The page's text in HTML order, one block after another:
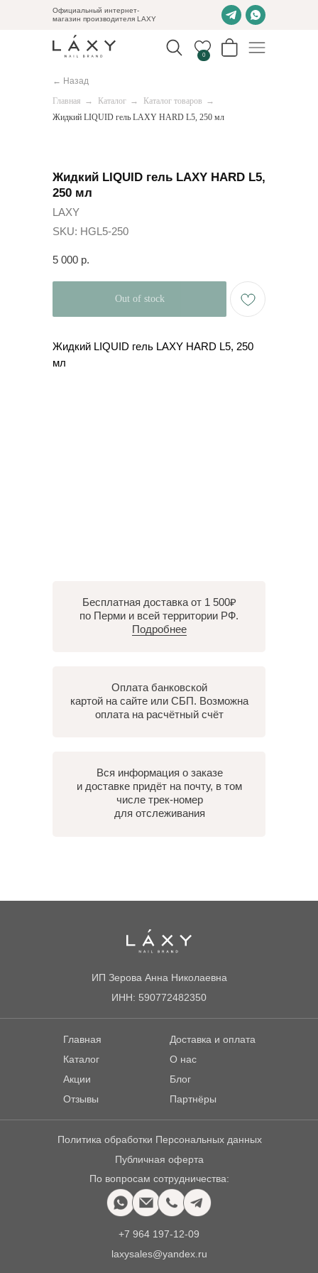
Официальный интернет-
магазин производителя LAXY
0
← Назад
Главная → Каталог → Каталог товаров →
Жидкий LIQUID гель LAXY HARD L5, 250 мл
Жидкий LIQUID гель LAXY HARD L5,
250 мл
LAXY
SKU: HGL5-250
5 000 р.
Out of stock
Жидкий LIQUID гель LAXY HARD L5, 250
мл
Бесплатная доставка от 1 500₽
по Перми и всей территории РФ.
Подробнее
Оплата банковской
картой на сайте или СБП. Возможна
оплата на расчётный счёт
Вся информация о заказе
и доставке придёт на почту, в том
числе трек-номер
для отслеживания
ИП Зерова Анна Николаевна
ИНН: 590772482350
Главная
Каталог
Акции
Отзывы
Доставка и оплата
О нас
Блог
Партнёры
Политика обработки Персональных данных
Публичная оферта
По вопросам сотрудничества:
+7 964 197-12-09
laxysales@yandex.ru